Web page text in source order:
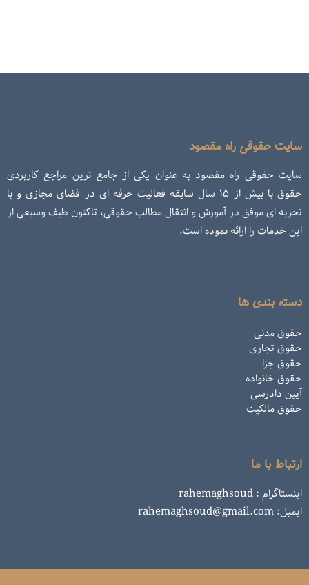
سایت حقوقی راه مقصود
سایت حقوقی راه مقصود به عنوان یکی از جامع ترین مراجع کاربردی
حقوق با بیش از ۱۵ سال سابقه فعالیت حرفه ای در فضای مجازی و با
تجربه ای موفق در آموزش و انتقال مطالب حقوقی، تاکنون طیف وسیعی از
این خدمات را ارائه نموده است.
دسته بندی ها
حقوق مدنی
حقوق تجاری
حقوق جزا
حقوق خانواده
آیین دادرسی
حقوق مالکیت
ارتباط با ما
اینستاگرام : rahemaghsoud
ایمیل: rahemaghsoud@gmail.com